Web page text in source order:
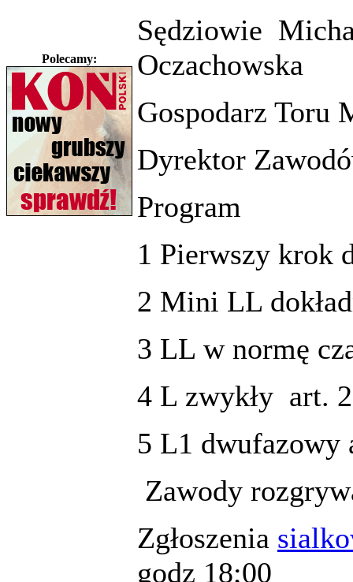
Polecamy:
Sędziowie
Oczachowska
Gospodarz Toru
Dyrektor
Program
1 Pierwszy krok
2 Mini LL
3 LL w normę
4 L zwykły art.
5 L1 dwufazowy
Zawody
Zgłoszenia
godz 18;00